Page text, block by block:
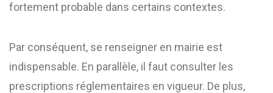
fortement probable dans certains contextes.
Par conséquent, se renseigner en mairie est
indispensable. En parallèle, il faut consulter les
prescriptions réglementaires en vigueur. De plus,